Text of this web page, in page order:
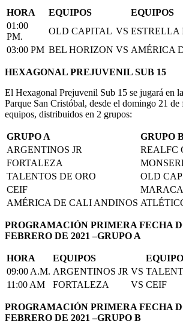
HORA EQUIPOS
EQUIPOS
01:00
PM.
OLD CAPITAL VS ESTRELLA
03:00 PM BEL HORIZON VS AMÉRICA
HEXAGONAL PREJUVENIL SUB 15
El Hexagonal Prejuvenil Sub 15 se jugará en
Parque San Cristóbal, desde el domingo 21 de
equipos, distribuidos en 2 grupos:
GRUPO A
GRUPO
ARGENTINOS JR
REALFC
FORTALEZA
TALENTOS DE ORO
OLD
CEIF
AMÉRICA DE CALI ANDINOS
PROGRAMACIÓN PRIMERA FECHA
FEBRERO DE 2021 –GRUPO A
HORA EQUIPOS
09:00 A.M. ARGENTINOS JR VS
11:00 AM
FORTALEZA VS CEIF
PROGRAMACIÓN PRIMERA FECHA
FEBRERO DE 2021 –GRUPO B